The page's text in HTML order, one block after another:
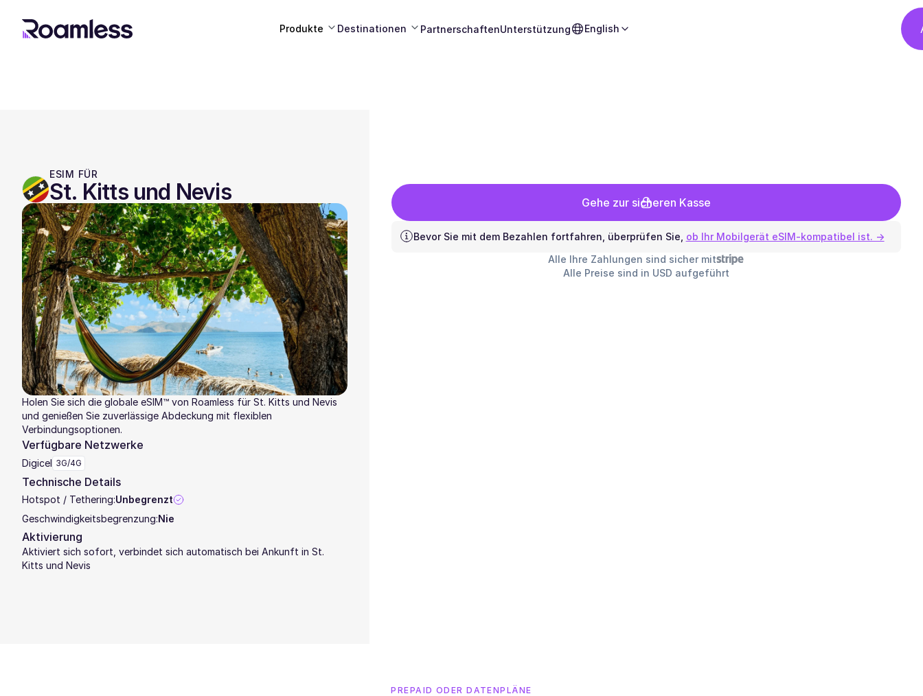
Produkte Destinationen PartnerschaftenUnterstützung English
ESIM FÜR
St. Kitts und Nevis
Holen Sie sich die globale eSIM™ von Roamless für St. Kitts und Nevis
und genießen Sie zuverlässige Abdeckung mit flexiblen
Verbindungsoptionen.
Verfügbare Netzwerke
Digicel 3G/4G
Technische Details
Hotspot / Tethering:Unbegrenzt
Geschwindigkeitsbegrenzung:Nie
Aktivierung
Aktiviert sich sofort, verbindet sich automatisch bei Ankunft in St.
Kitts und Nevis
Gehe zur sicheren Kasse
Bevor Sie mit dem Bezahlen fortfahren, überprüfen Sie, ob Ihr Mobilgerät eSIM-kompatibel ist. →
Alle Ihre Zahlungen sind sicher mit
Alle Preise sind in USD aufgeführt
PREPAID ODER DATENPLÄNE